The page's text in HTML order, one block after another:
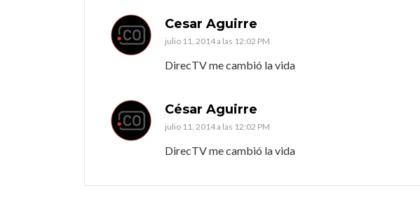
Cesar Aguirre
julio 11, 2014 a las 12:02 PM
DirecTV me cambió la vida
César Aguirre
julio 11, 2014 a las 12:02 PM
DirecTV me cambió la vida